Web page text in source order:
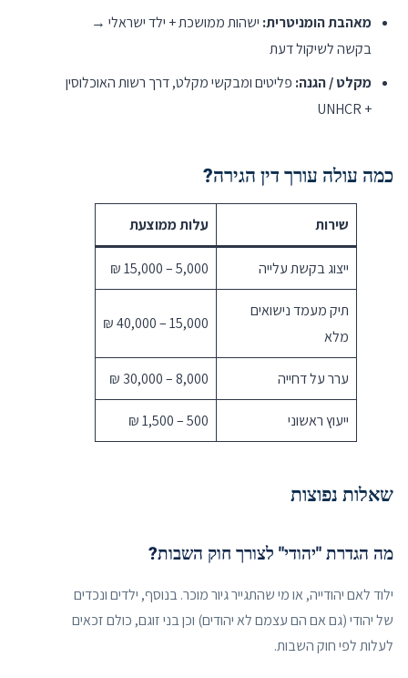
מאהבת הומניטרית: ישהות ממושכת + ילד ישראלי →
בקשה לשיקול דעת
מקלט / הגנה: פליטים ומבקשי מקלט, דרך רשות האוכלוסין
+ UNHCR
כמה עולה עורך דין הגירה?
שירות עלות ממוצעת
ייצוג בקשת עלייה 5,000 – 15,000 ₪
תיק מעמד נישואים
מלא
15,000 – 40,000 ₪
ערר על דחייה 8,000 – 30,000 ₪
ייעוץ ראשוני 500 – 1,500 ₪
שאלות נפוצות
מה הגדרת "יהודי" לצורך חוק השבות?
ילוד לאם יהודייה, או מי שהתגייר גיור מוכר. בנוסף, ילדים ונכדים
של יהודי (גם אם הם עצמם לא יהודים) וכן בני זוגם, כולם זכאים
לעלות לפי חוק השבות.